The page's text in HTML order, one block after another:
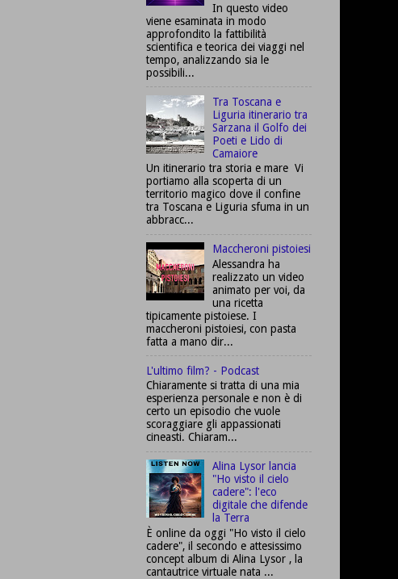
In questo video
viene esaminata in modo
approfondito la fattibilità
scientifica e teorica dei viaggi nel
tempo, analizzando sia le
possibili...
Tra Toscana e
Liguria itinerario tra
Sarzana il Golfo dei
Poeti e Lido di
Camaiore
Un itinerario tra storia e mare Vi
portiamo alla scoperta di un
territorio magico dove il confine
tra Toscana e Liguria sfuma in un
abbracc...
Maccheroni pistoiesi
Alessandra ha
realizzato un video
animato per voi, da
una ricetta
tipicamente pistoiese. I
maccheroni pistoiesi, con pasta
fatta a mano dir...
L'ultimo film? - Podcast
Chiaramente si tratta di una mia
esperienza personale e non è di
certo un episodio che vuole
scoraggiare gli appassionati
cineasti. Chiaram...
Alina Lysor lancia
"Ho visto il cielo
cadere": l'eco
digitale che difende
la Terra
È online da oggi "Ho visto il cielo
cadere", il secondo e attesissimo
concept album di Alina Lysor , la
cantautrice virtuale nata ...